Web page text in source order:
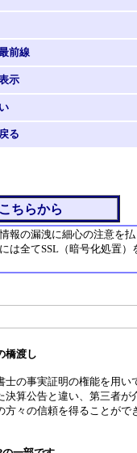
前線
示
る
ちらから
報の漏洩に細心の注意を
は全てSSL（暗号化処置）
橋渡し
の事実証明の権能を用い
決算公告と違い、第三者が
方々の信頼を得ることがで